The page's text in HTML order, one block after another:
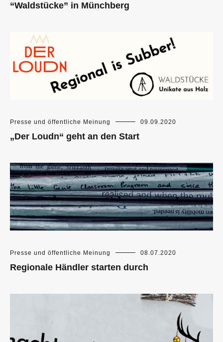
“Waldstücke” in Münchberg
Presse und öffentliche Meinung 09.09.2020
„Der Loudn“ geht an den Start
Presse und öffentliche Meinung 08.07.2020
Regionale Händler starten durch